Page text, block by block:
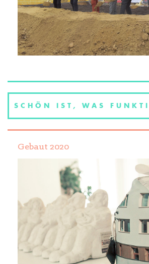
SCHÖN IST, WAS
Gebaut 2020